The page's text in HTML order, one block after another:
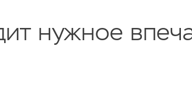
нужное